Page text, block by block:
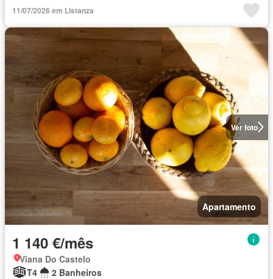
11/07/2026 em Listanza
Ver foto
Apartamento
1 140 €/mês
Viana Do Castelo
T4
2 Banheiros